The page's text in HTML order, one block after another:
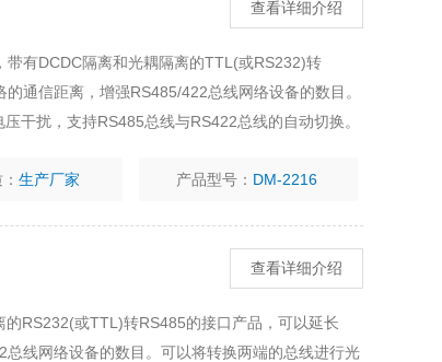
查看详细介绍
有DCDC隔离和光耦隔离的TTL(或RS232)转
通信距离，增强RS485/422总线网络设备的数目。
干扰，支持RS485总线与RS422总线的自动切换。
：生产厂家 产品型号： DM-2216
查看详细介绍
RS232(或TTL)转RS485的接口产品，可以延长
线网络设备的数目。可以将转换两端的总线进行光